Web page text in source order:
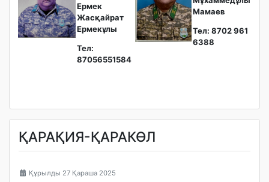
Ермек
Жасқайрат
Ермекұлы
Тел:
87056551584
Мамаев
Тел: 8702 961
6388
ҚАРАҚИЯ-ҚАРАКӨЛ
Құрылды 27 Қараша 2025